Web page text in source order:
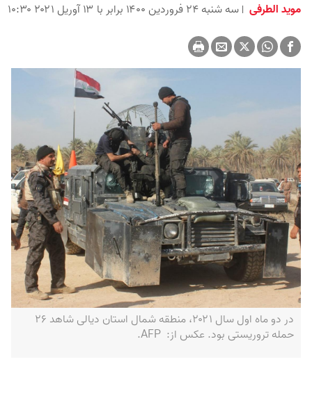
موید الطرفی سه شنبه ۲۴ فروردین ۱۴۰۰ برابر با ۱۳ آوریل ۲۰۲۱ ۱۰:۳۰
در دو ماه اول سال ۲۰۲۱، منطقه شمال استان دیالی شاهد ۲۶
حمله تروریستی بود. عكس از: AFP.